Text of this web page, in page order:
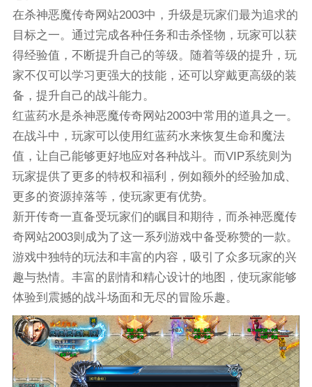
在杀神恶魔传奇网站2003中，升级是玩家们最为追求的
目标之一。通过完成各种任务和击杀怪物，玩家可以获
得经验值，不断提升自己的等级。随着等级的提升，玩
家不仅可以学习更强大的技能，还可以穿戴更高级的装
备，提升自己的战斗能力。
红蓝药水是杀神恶魔传奇网站2003中常用的道具之一。
在战斗中，玩家可以使用红蓝药水来恢复生命和魔法
值，让自己能够更好地应对各种战斗。而VIP系统则为
玩家提供了更多的特权和福利，例如额外的经验加成、
更多的资源掉落等，使玩家更有优势。
新开传奇一直备受玩家们的瞩目和期待，而杀神恶魔传
奇网站2003则成为了这一系列游戏中备受称赞的一款。
游戏中独特的玩法和丰富的内容，吸引了众多玩家的兴
趣与热情。丰富的剧情和精心设计的地图，使玩家能够
体验到震撼的战斗场面和无尽的冒险乐趣。